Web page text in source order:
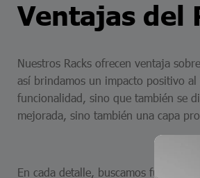
Ventajas del
Nuestros Racks ofrecen ventaja
así brindamos un impacto positivo
funcionalidad, sino que también se
mejorada, sino también una capa
En cada detalle, buscamos fusionar